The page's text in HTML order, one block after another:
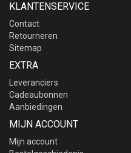
KLANTENSERVICE
Contact
Retourneren
Sitemap
EXTRA
Leveranciers
Cadeaubonnen
Aanbiedingen
MIJN ACCOUNT
Mijn account